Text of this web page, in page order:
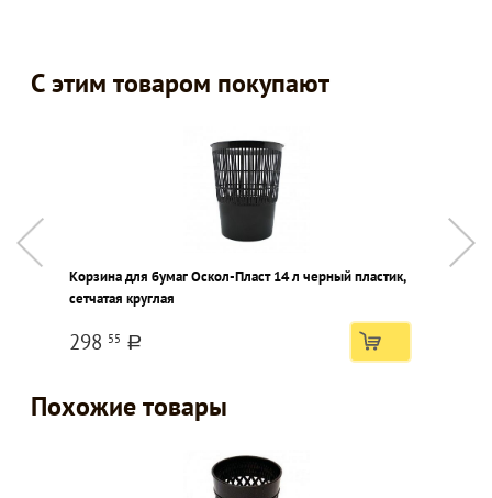
С этим товаром покупают
Корзина для бумаг Оскол-Пласт 14 л черный пластик,
сетчатая круглая
298 55 a
Похожие товары